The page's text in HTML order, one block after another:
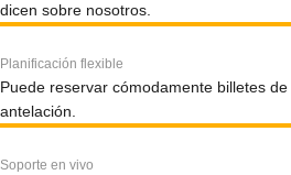
dicen sobre nosotros.
Planificación flexible
Puede reservar cómodamente billetes
antelación.
Soporte en vivo